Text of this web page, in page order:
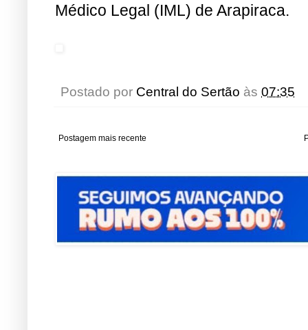
Médico Legal (IML) de Arapiraca.
Postado por Central do Sertão às 07:35
Postagem mais recente